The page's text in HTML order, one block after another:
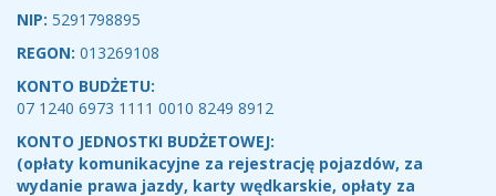
NIP: 5291798895
REGON: 013269108
KONTO BUDŻETU:
07 1240 6973 1111 0010 8249 8912
KONTO JEDNOSTKI BUDŻETOWEJ:
(opłaty komunikacyjne za rejestrację pojazdów, za
wydanie prawa jazdy, karty wędkarskie, opłaty za